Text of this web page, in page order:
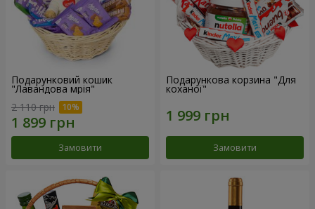
Подарунковий кошик
"Лавандова мрія"
2 110 грн
Замовити
Подарункова корзина "Для
коханої"
Замовити